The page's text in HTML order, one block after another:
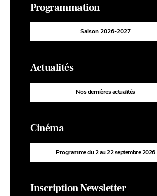
Programmation
Saison 2026-2027
Actualités
Nos dernières actualités
Cinéma
Programme du 2 au 22 septembre 2026
Inscription Newsletter